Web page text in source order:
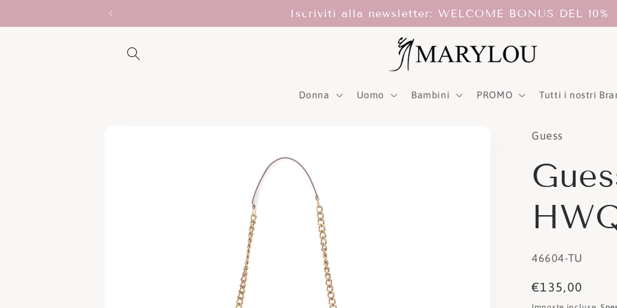
ai contenuti
Iscriviti alla newsletter: WELCOME BONUS DEL 10%
Donna Uomo Bambini PROMO Tutti i nostri
Guess
SKU:
46604-TU
Prezzo
€135,00